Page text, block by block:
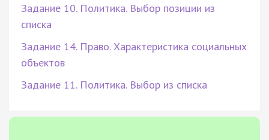
Задание 10. Политика. Выбор позиции из
списка
Задание 14. Право. Характеристика социальных
объектов
Задание 11. Политика. Выбор из списка